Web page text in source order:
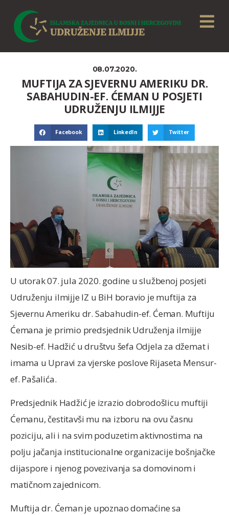
08.07.2020.
MUFTIJA ZA SJEVERNU AMERIKU DR.
SABAHUDIN-EF. ĆEMAN U POSJETI
UDRUŽENJU ILMIJJE
Facebook LinkedIn Twitter
U utorak 07. jula 2020. godine u službenoj posjeti
Udruženju ilmijje IZ u BiH boravio je muftija za
Sjevernu Ameriku dr. Sabahudin-ef. Ćeman. Muftiju
Ćemana je primio predsjednik Udruženja ilmijje
Nesib-ef. Hadžić u društvu šefa Odjela za džemat i
imama u Upravi za vjerske poslove Rijaseta Mensur-
ef. Pašalića.
Predsjednik Hadžić je izrazio dobrodošlicu muftiji
Ćemanu, čestitavši mu na izboru na ovu časnu
poziciju, ali i na svim poduzetim aktivnostima na
polju jačanja institucionalne organizacije bošnjačke
dijaspore i njenog povezivanja sa domovinom i
matičnom zajednicom.
Muftija dr. Ćeman je upoznao domaćine sa